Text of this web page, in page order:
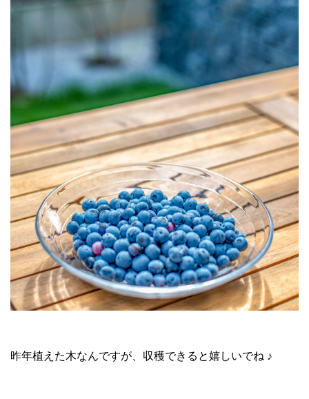
昨年植えた木なんですが、収穫できると嬉しいでね ♪